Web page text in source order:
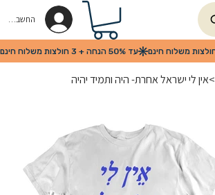
החשבון שלי
>אין לי ישראל אחרת- היה ותמיד יהיה